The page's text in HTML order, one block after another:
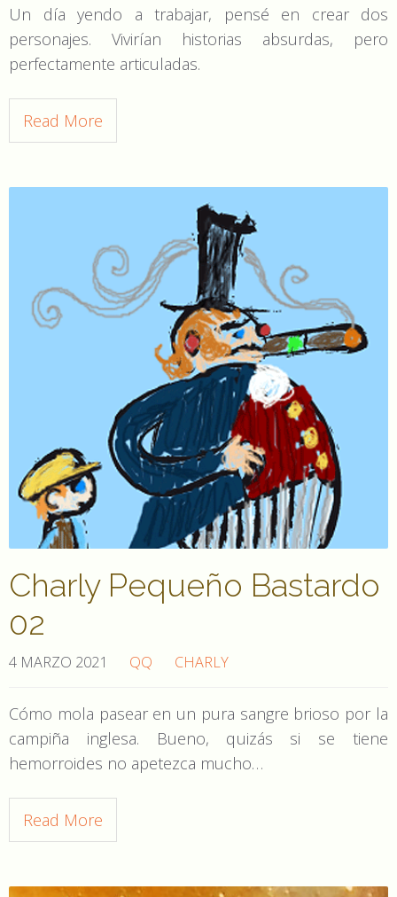
Un día yendo a trabajar, pensé en crear dos
personajes. Vivirían historias absurdas, pero
perfectamente articuladas.
Read More
Charly Pequeño Bastardo
02
4 MARZO 2021 QQ CHARLY
Cómo mola pasear en un pura sangre brioso por la
campiña inglesa. Bueno, quizás si se tiene
hemorroides no apetezca mucho…
Read More